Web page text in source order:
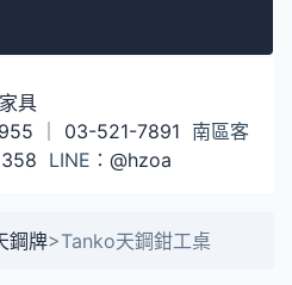
03-521-7891 南區客
LINE： @hzoa
鋼牌>Tanko天鋼鉗工桌